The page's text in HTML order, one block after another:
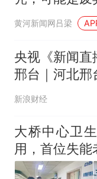
的，央视曝光
黄河新闻网吕梁
央视《新闻直
邢台｜河北邢
享物业” 补齐
新浪财经
大桥中心卫
用，首位失能